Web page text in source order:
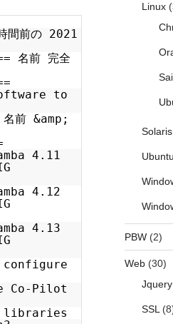
間前の 2021
名前 完全
to
前 &amp;
4.11
4.12
4.13
Co-Pilot
libraries
Linux
Solaris
PBW(2)
Web(30)
SSL